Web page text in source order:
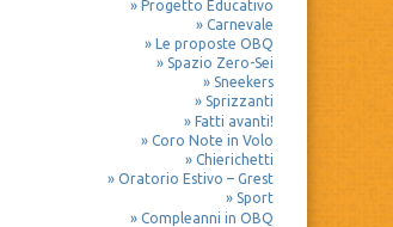
Progetto Educativo
Carnevale
Le proposte OBQ
Spazio Zero-Sei
Sneekers
Sprizzanti
Fatti avanti!
Coro Note in Volo
Chierichetti
Oratorio Estivo – Grest
Sport
Compleanni in OBQ